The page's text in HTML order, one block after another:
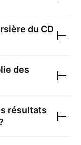
du CD
des
résultats